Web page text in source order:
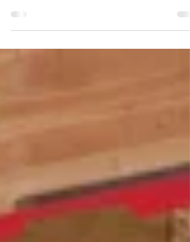
أفضل شركة تنظيف خزنات مياة بالدمام: شركة سهام
تطرح خدماتها على مستوى مناطق الدمام في...